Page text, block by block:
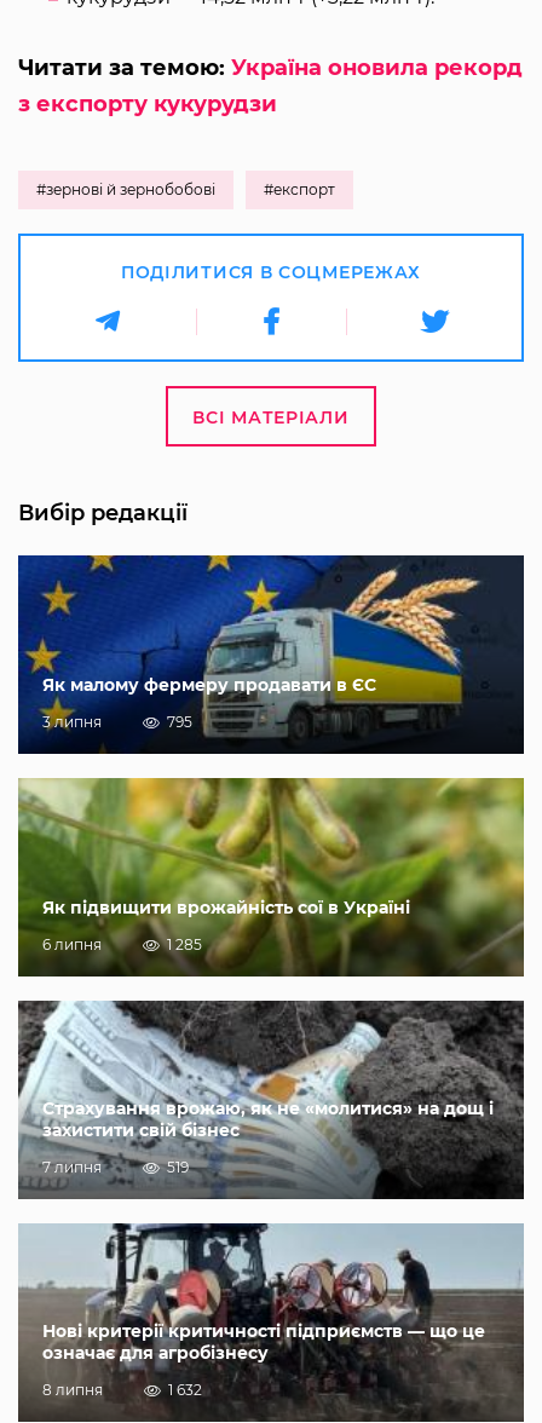
Читати за темою: Україна оновила рекорд
з експорту кукурудзи
#зернові й зернобобові #експорт
ПОДІЛИТИСЯ В СОЦМЕРЕЖАХ
ВСІ МАТЕРІАЛИ
Вибір редакції
Як малому фермеру продавати в ЄС
3 липня 795
Як підвищити врожайність сої в Україні
6 липня 1 285
Страхування врожаю, як не «молитися» на дощ і
захистити свій бізнес
7 липня 519
Нові критерії критичності підприємств — що це
означає для агробізнесу
8 липня 1 632